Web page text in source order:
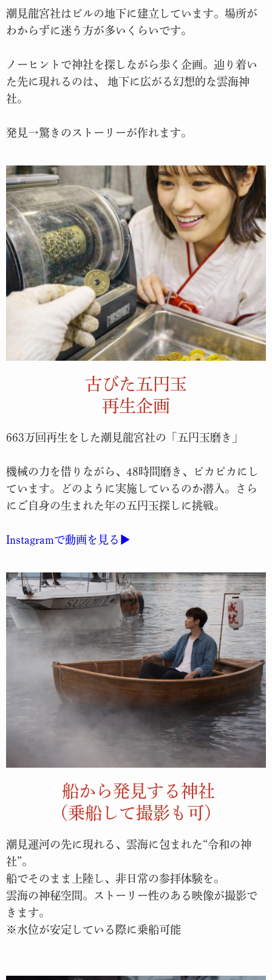
潮見龍宮社はビルの地下に建立しています。場所が
わからずに迷う方が多いくらいです。
ノーヒントで神社を探しながら歩く企画。辿り着い
た先に現れるのは、 地下に広がる幻想的な雲海神
社。
発見→驚きのストーリーが作れます。
古びた五円玉
再生企画
663万回再生をした潮見龍宮社の「五円玉磨き」
機械の力を借りながら、48時間磨き、ピカピカにし
ています。どのように実施しているのか潜入。さら
にご自身の生まれた年の五円玉探しに挑戦。
Instagramで動画を見る ▶︎
船から発見する神社
（乗船して撮影も可）
潮見運河の先に現れる、雲海に包まれた“令和の神
社”。
船でそのまま上陸し、非日常の参拝体験を。
雲海の神秘空間。ストーリー性のある映像が撮影で
きます。
※水位が安定している際に乗船可能